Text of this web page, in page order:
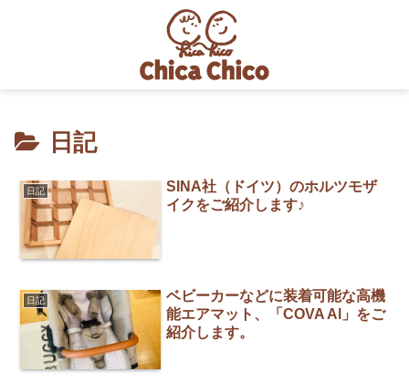
日記
日記
SINA社（ドイツ）のホルツモザ
イクをご紹介します♪
日記
ベビーカーなどに装着可能な高機
能エアマット、「COVA Al」をご
紹介します。